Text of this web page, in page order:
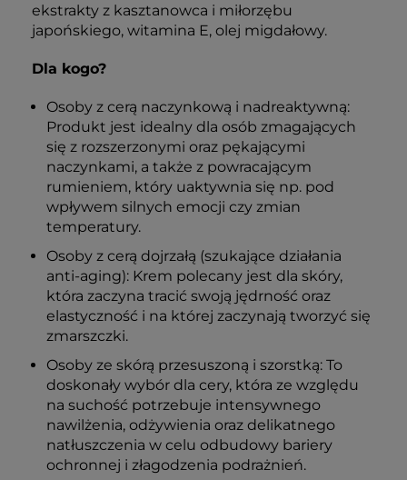
ekstrakty z kasztanowca i miłorzębu
japońskiego, witamina E, olej migdałowy.
Dla kogo?
Osoby z cerą naczynkową i nadreaktywną:
Produkt jest idealny dla osób zmagających
się z rozszerzonymi oraz pękającymi
naczynkami, a także z powracającym
rumieniem, który uaktywnia się np. pod
wpływem silnych emocji czy zmian
temperatury.
Osoby z cerą dojrzałą (szukające działania
anti-aging): Krem polecany jest dla skóry,
która zaczyna tracić swoją jędrność oraz
elastyczność i na której zaczynają tworzyć się
zmarszczki.
Osoby ze skórą przesuszoną i szorstką: To
doskonały wybór dla cery, która ze względu
na suchość potrzebuje intensywnego
nawilżenia, odżywienia oraz delikatnego
natłuszczenia w celu odbudowy bariery
ochronnej i złagodzenia podrażnień.